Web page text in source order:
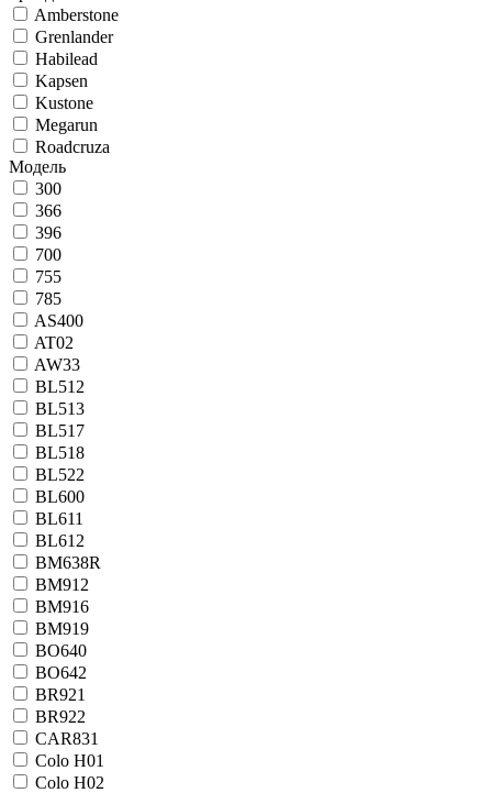
Amberstone
Grenlander
Habilead
Kapsen
Kustone
Megarun
Roadcruza
Модель
300
366
396
700
755
785
AS400
AT02
AW33
BL512
BL513
BL517
BL518
BL522
BL600
BL611
BL612
BM638R
BM912
BM916
BM919
BO640
BO642
BR921
BR922
CAR831
Colo H01
Colo H02